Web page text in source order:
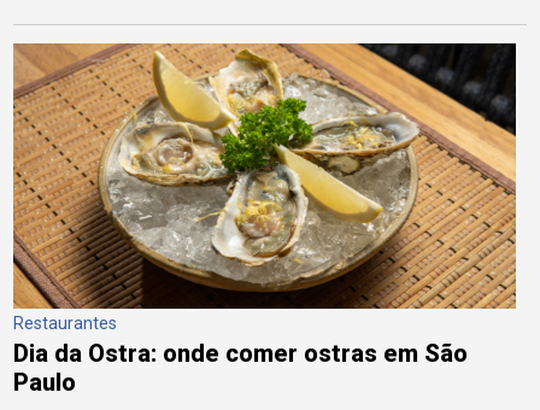
Restaurantes
Dia da Ostra: onde comer ostras em São
Paulo